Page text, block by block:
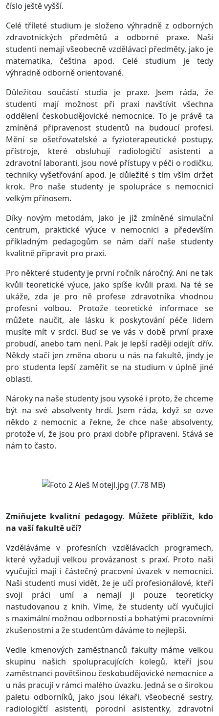
číslo ještě vyšší.
Celé tříleté studium je složeno výhradně z odborných
zdravotnických předmětů a odborné praxe. Naši
studenti nemají všeobecně vzdělávací předměty, jako je
matematika, čeština apod. Celé studium je tedy
výhradně odborně orientované.
Důležitou součástí studia je praxe. Jsem ráda, že
studenti mají možnost při praxi navštívit všechna
oddělení českobudějovické nemocnice. To je právě ta
zmíněná připravenost studentů na budoucí profesi.
Mění se ošetřovatelské a fyzioterapeutické postupy,
přístroje, které obsluhují radiologičtí asistenti a
zdravotní laboranti, jsou nové přístupy v péči o rodičku,
techniky vyšetřování apod. Je důležité s tím vším držet
krok. Pro naše studenty je spolupráce s nemocnicí
velkým přínosem.
Díky novým metodám, jako je již zmíněné simulační
centrum, praktické výuce v nemocnici a především
příkladným pedagogům se nám daří naše studenty
kvalitně připravit pro praxi.
Pro některé studenty je první ročník náročný. Ani ne tak
kvůli teoretické výuce, jako spíše kvůli praxi. Na té se
ukáže, zda je pro ně profese zdravotníka vhodnou
profesní volbou. Protože teoretické informace se
můžete naučit, ale lásku k poskytování péče lidem
musíte mít v srdci. Buď se ve vás v době první praxe
probudí, anebo tam není. Pak je lepší raději odejít dřív.
Někdy stačí jen změna oboru u nás na fakultě, jindy je
pro studenta lepší zaměřit se na studium v úplně jiné
oblasti.
Nároky na naše studenty jsou vysoké i proto, že chceme
být na své absolventy hrdí. Jsem ráda, když se ozve
někdo z nemocnic a řekne, že chce naše absolventy,
protože ví, že jsou pro praxi dobře připraveni. Stává se
nám to často.
Zmiňujete kvalitní pedagogy. Můžete přiblížit, kdo
na vaší fakultě učí?
Vzděláváme v profesních vzdělávacích programech,
které vyžadují velkou provázanost s praxí. Proto naši
vyučující mají i částečný pracovní úvazek v nemocnici.
Naši studenti musí vidět, že je učí profesionálové, kteří
svoji práci umí a nemají ji pouze teoreticky
nastudovanou z knih. Víme, že studenty učí vyučující
s maximální možnou odborností a bohatými pracovními
zkušenostmi a že studentům dáváme to nejlepší.
Vedle kmenových zaměstnanců fakulty máme velkou
skupinu našich spolupracujících kolegů, kteří jsou
zaměstnanci povětšinou českobudějovické nemocnice a
u nás pracují v rámci malého úvazku. Jedná se o širokou
paletu odborníků, jako jsou lékaři, všeobecné sestry,
radiologičtí asistenti, porodní asistentky, zdravotní